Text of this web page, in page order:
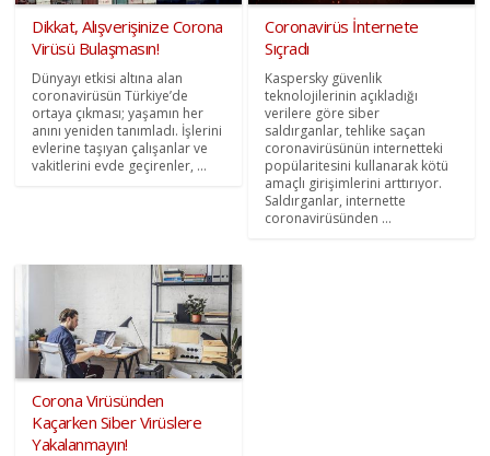
Dikkat, Alışverişinize Corona
Virüsü Bulaşmasın!
Dünyayı etkisi altına alan
coronavirüsün Türkiye’de
ortaya çıkması; yaşamın her
anını yeniden tanımladı. İşlerini
evlerine taşıyan çalışanlar ve
vakitlerini evde geçirenler, ...
Coronavirüs İnternete
Sıçradı
Kaspersky güvenlik
teknolojilerinin açıkladığı
verilere göre siber
saldırganlar, tehlike saçan
coronavirüsünün internetteki
popülaritesini kullanarak kötü
amaçlı girişimlerini arttırıyor.
Saldırganlar, internette
coronavirüsünden ...
Corona Virüsünden
Kaçarken Siber Virüslere
Yakalanmayın!